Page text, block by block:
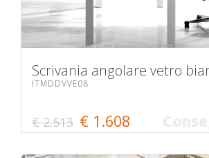
Scrivania angolare vetro
ITMDDVVE08
€ 2.513 € 1.608